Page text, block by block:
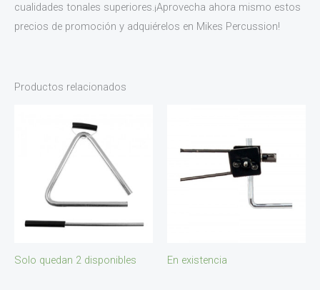
cualidades tonales superiores.¡Aprovecha ahora mismo estos
precios de promoción y adquiérelos en Mikes Percussion!
Productos relacionados
Solo quedan 2 disponibles En existencia